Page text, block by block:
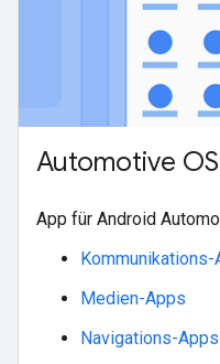
Automotive
App für Android
Kommunikations-
Medien-Apps
Navigations-Apps